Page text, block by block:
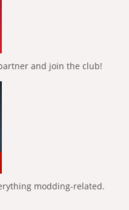
and join the club!
modding-related.